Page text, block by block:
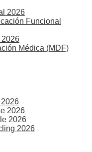
2026
Funcional
2026
Médica (MDF)
2026
2026
2026